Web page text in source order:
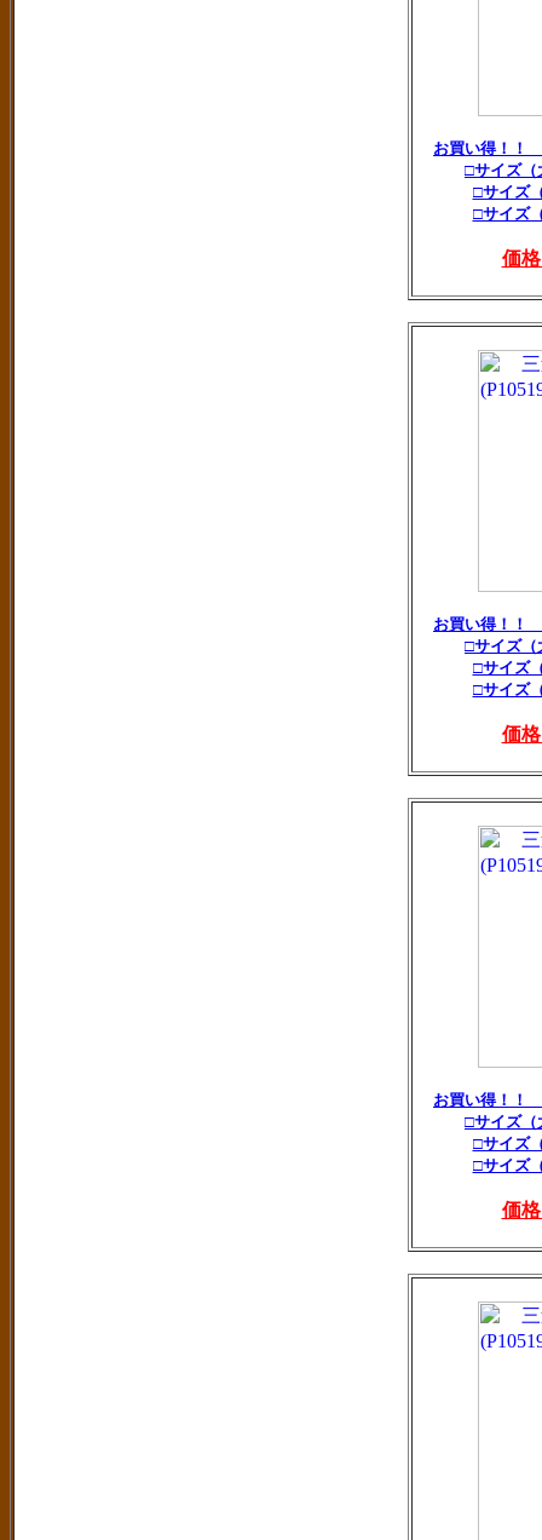
お買い得！！
□サイズ（
□サイズ
□サイズ
価
お買い得！！
□サイズ（
□サイズ
□サイズ
価
お買い得！！
□サイズ（
□サイズ
□サイズ
価